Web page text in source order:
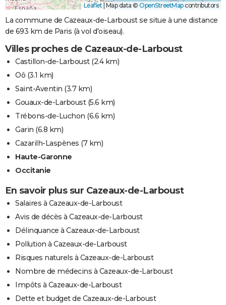
Leaflet |Map data © OpenStreetMapcontributors
La commune de Cazeaux-de-Larboust se situe à une distance
de 693 km de Paris (à vol d'oiseau).
Villes proches de Cazeaux-de-Larboust
Castillon-de-Larboust(2.4 km)
Oô (3.1 km)
Saint-Aventin (3.7 km)
Gouaux-de-Larboust(5.6 km)
Trébons-de-Luchon (6.6 km)
Garin (6.8 km)
Cazarilh-Laspènes (7 km)
Haute-Garonne
Occitanie
En savoir plus sur Cazeaux-de-Larboust
Salaires à Cazeaux-de-Larboust
Avis de décès à Cazeaux-de-Larboust
Délinquance à Cazeaux-de-Larboust
Pollution à Cazeaux-de-Larboust
Risques naturels à Cazeaux-de-Larboust
Nombre de médecins à Cazeaux-de-Larboust
Impôts à Cazeaux-de-Larboust
Dette et budget de Cazeaux-de-Larboust